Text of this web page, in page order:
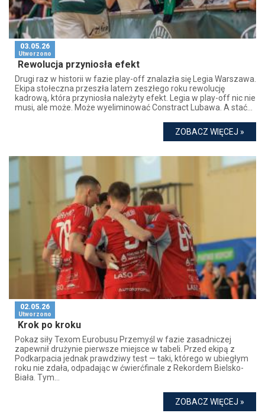
03.05.26
Utworzono
Rewolucja przyniosła efekt
Drugi raz w historii w fazie play-off znalazła się Legia Warszawa.
Ekipa stołeczna przeszła latem zeszłego roku rewolucję
kadrową, która przyniosła należyty efekt. Legia w play-off nic nie
musi, ale może. Może wyeliminować Constract Lubawa. A stać...
ZOBACZ WIĘCEJ »
02.05.26
Utworzono
Krok po kroku
Pokaz siły Texom Eurobusu Przemyśl w fazie zasadniczej
zapewnił drużynie pierwsze miejsce w tabeli. Przed ekipą z
Podkarpacia jednak prawdziwy test — taki, którego w ubiegłym
roku nie zdała, odpadając w ćwierćfinale z Rekordem Bielsko-
Biała. Tym...
ZOBACZ WIĘCEJ »